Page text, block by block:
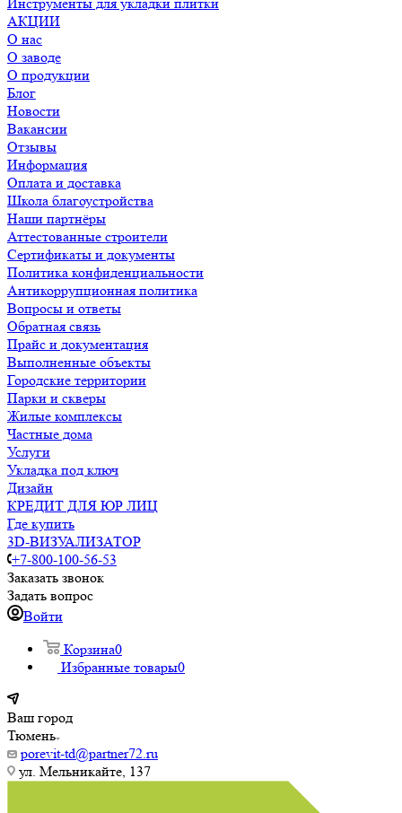
АКЦИИ
О нас
О заводе
О продукции
Блог
Новости
Вакансии
Отзывы
Информация
Оплата и доставка
Школа благоустройства
Наши партнёры
Аттестованные строители
Сертификаты и документы
Политика конфиденциальности
Антикоррупционная политика
Вопросы и ответы
Обратная связь
Прайс и документация
Выполненные объекты
Городские территории
Парки и скверы
Жилые комплексы
Частные дома
Услуги
Укладка под ключ
Дизайн
КРЕДИТ ДЛЯ ЮР ЛИЦ
Где купить
3D-ВИЗУАЛИЗАТОР
+7-800-100-56-53
Заказать звонок
Задать вопрос
Войти
Корзина0
Избранные товары0
Ваш город
Тюмень
porevit-td@partner72.ru
ул. Мельникайте, 137